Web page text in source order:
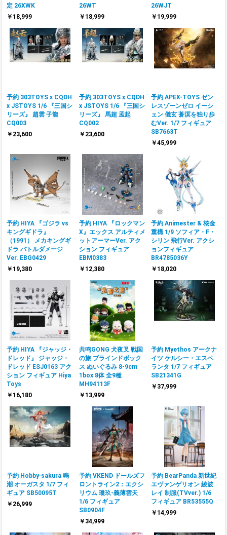
定 26XWK
￥18,999
26WT
￥18,999
26WJT
￥19,999
予約 303TOYS x CQDH
x JSTOYS 1/6 『三国シ
リーズ』 趙雲 子龍
CQ003
￥23,600
予約 303TOYS x CQDH
x JSTOYS 1/6 『三国シ
リーズ』 馬超 孟起
CQ002
￥23,600
予約 APEX-TOYS ゼン
レスゾーンゼロ イーシ
ェン 儀玄 蒼溟を独り歩
むVer. 1/7 フィギュア
SB7663T
￥45,999
予約 HIYA 『ゴジラ vs
キングギドラ』
（1991） メカキングギ
ドラ バトルダメージ
Ver. EBG0429
￥19,380
予約 HIYA 『ロックマン
X』エックス アルティメ
ットアーマーVer. アク
ション フィギュア
EBM0383
￥12,380
予約 Animester & 核金
重構 1/9 ソフィア・F・
シリン 飛行Ver. アクシ
ョンフィギュア
BR4785036Y
￥18,020
予約 HIYA 『ジャッジ・
ドレッド』 ジャッジ・
ドレッド ESJ0163 アク
ション フィギュア Hiya
Toys
￥16,180
共鸣GONG 犬夜叉 戦国
の旅 ブラインドボック
ス ぬいぐるみ 8-9cm
1box 8体 全9種
MH94113F
￥13,999
予約 Myethos アークナ
イツ ケルシー・エスペ
ランタ 1/7 フィギュア
SB21341G
￥37,999
予約 Hobby·sakura 鳴
潮 オーガスタ 1/7 フィ
ギュア SB50095T
￥26,999
予約 VKEND ドールズフ
ロントライン2：エクシ
リウム 瓊玖-義薄雲天
1/6 フィギュア
SB0904F
￥34,999
予約 BearPanda 新世紀
エヴァンゲリオン 綾波
レイ 制服(TVver.) 1/6
フィギュア BR53555Q
￥14,999